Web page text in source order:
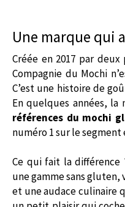
Une marque qui
Créée en 2017 par
Compagnie du Mochi
C’est une histoire de
En quelques années, la
références du mochi
numéro 1 sur le segment
Ce qui fait la différence
une gamme sans gluten,
et une audace culinaire